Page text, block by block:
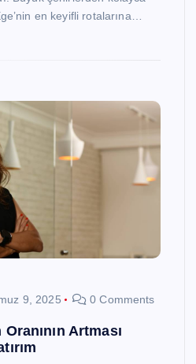
en keyifli rotalarına…
9, 2025 0 Comments
Artması